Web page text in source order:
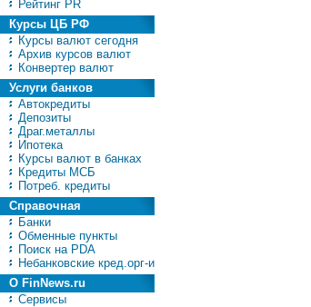
Рейтинг PR
Курсы ЦБ РФ
Курсы валют сегодня
Архив курсов валют
Конвертер валют
Услуги банков
Автокредиты
Депозиты
Драг.металлы
Ипотека
Курсы валют в банках
Кредиты МСБ
Потреб. кредиты
Справочная
Банки
Обменные пункты
Поиск на PDA
Небанковские кред.орг-и
О FinNews.ru
Сервисы